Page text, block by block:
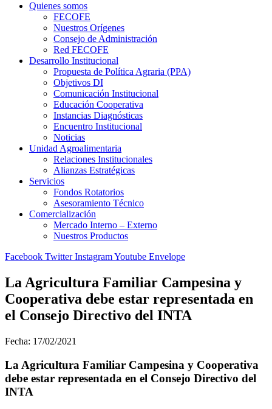
Quienes somos
FECOFE
Nuestros Orígenes
Consejo de Administración
Red FECOFE
Desarrollo Institucional
Propuesta de Política Agraria (PPA)
Objetivos DI
Comunicación Institucional
Educación Cooperativa
Instancias Diagnósticas
Encuentro Institucional
Noticias
Unidad Agroalimentaria
Relaciones Institucionales
Alianzas Estratégicas
Servicios
Fondos Rotatorios
Asesoramiento Técnico
Comercialización
Mercado Interno – Externo
Nuestros Productos
Facebook Twitter InstagramYoutube Envelope
La Agricultura Familiar Campesina y
Cooperativa debe estar representada en
el Consejo Directivo del INTA
Fecha: 17/02/2021
La Agricultura Familiar Campesina y Cooperativa
debe estar representada en el Consejo Directivo del
INTA